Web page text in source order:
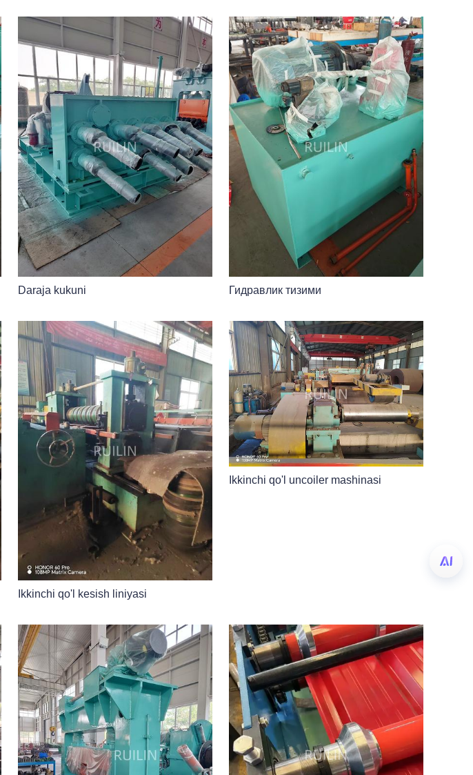
Daraja kukuni Гидравлик тизими
Ikkinchi qo'l kesish liniyasi
Ikkinchi qo'l uncoiler mashinasi